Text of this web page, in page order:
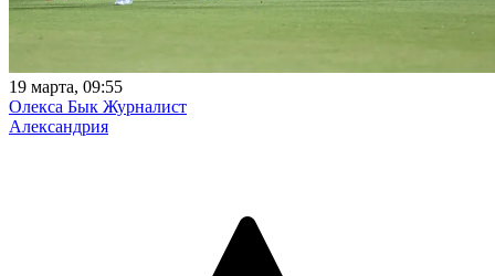
19 марта, 09:55
Олекса Бык Журналист
Александрия